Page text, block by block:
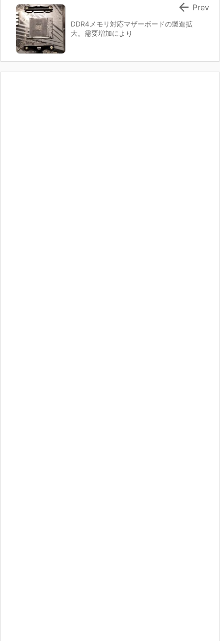
DDR4メモリ対応マザーボードの製造拡
大。需要増加により
 Prev